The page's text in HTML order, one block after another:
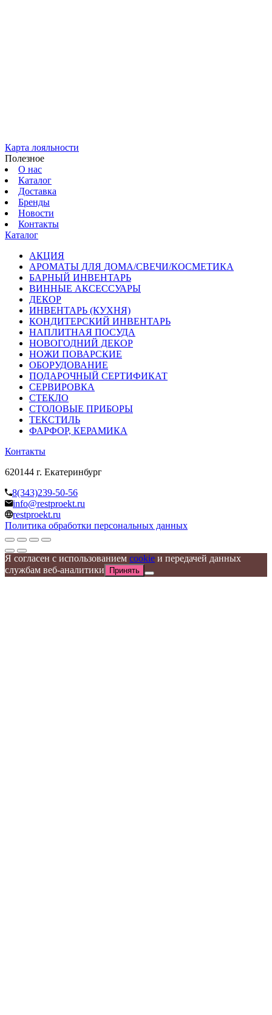
Карта лояльности
Полезное
О нас
Каталог
Доставка
Бренды
Новости
Контакты
Каталог
АКЦИЯ
АРОМАТЫ ДЛЯ ДОМА/СВЕЧИ/КОСМЕТИКА
БАРНЫЙ ИНВЕНТАРЬ
ВИННЫЕ АКСЕССУАРЫ
ДЕКОР
ИНВЕНТАРЬ (КУХНЯ)
КОНДИТЕРСКИЙ ИНВЕНТАРЬ
НАПЛИТНАЯ ПОСУДА
НОВОГОДНИЙ ДЕКОР
НОЖИ ПОВАРСКИЕ
ОБОРУДОВАНИЕ
ПОДАРОЧНЫЙ СЕРТИФИКАТ
СЕРВИРОВКА
СТЕКЛО
СТОЛОВЫЕ ПРИБОРЫ
ТЕКСТИЛЬ
ФАРФОР, КЕРАМИКА
Контакты
620144 г. Екатеринбург
8(343)239-50-56
info@restproekt.ru
restproekt.ru
Политика обработки персональных данных
Я согласен с использованием cookie и передачей данных
службам веб-аналитики
Принять